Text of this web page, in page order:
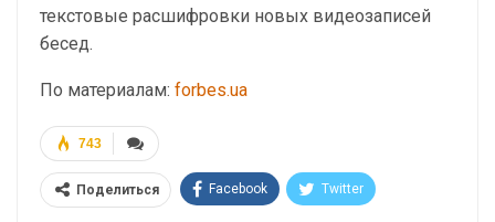
текстовые расшифровки новых видеозаписей
бесед.
По материалам: forbes.ua
743
Поделиться Facebook Twitter